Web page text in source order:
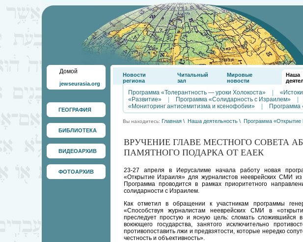
Домой
jewseurasia.org
ГЕОГРАФИЯ
БИБЛИОТЕКА
ВИДЕОАРХИВ
ФОТОАРХИВ
Новости
региона
Читальный
зал
Мировые
новости
Наша
Программа «Толерантность — уроки Холокоста»
«Развитие»
Программа «Солидарность с Израилем»
«Мониторинг антисемитизма и ксенофобии»
Программа
Вы находитесь: Главная \ Наша деятельность \ Программа «Открытие
ВРУЧЕНИЕ ГЛАВЕ МЕСТНОГО СОВЕТА
ПАМЯТНОГО ПОДАРКА ОТ ЕАЕК
23-27 апреля в Иерусалиме начала работу новая
«Открытие Израиля» для журналистов нееврейских СМИ
Программа проводится в рамках приоритетного
солидарности с Израилем.
Как отметил в обращении к участникам программы
«Способствуя журналистам нееврейских СМИ в
преследует простую и ясную цель: сломать сложившийся
воюющего государства, занятого исключительно
противопоставить лжи и предвзятости, которые нередко
честность и объективность».